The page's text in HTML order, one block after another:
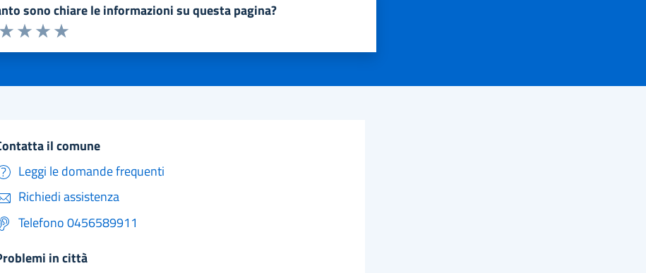
sono chiare le informazioni su questa pagina?
da 1 a 5 stelle la pagina
Valuta 5 stelle su 5
Valuta 4 stelle su 5
Valuta 3 stelle su 5
2 stelle su 5
1 stelle su 5
contatta il comune
Leggi le domande frequenti
Richiedi assistenza
Telefono 0456589911
problemi in città